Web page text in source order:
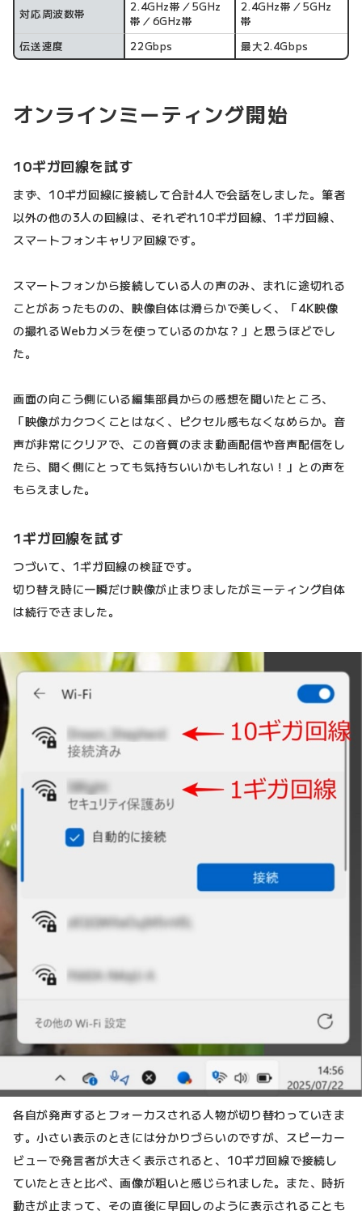
対応周波数帯
2.4GHz帯／5GHz
帯／6GHz帯
2.4GHz帯／5GHz
帯
伝送速度
22Gbps 最大2.4Gbps
オンラインミーティング開始
10ギガ回線を試す
まず、10ギガ回線に接続して合計4人で会話をしました。筆者
以外の他の3人の回線は、それぞれ10ギガ回線、1ギガ回線、
スマートフォンキャリア回線です。
スマートフォンから接続している人の声のみ、まれに途切れる
ことがあったものの、映像自体は滑らかで美しく、「4K映像
の撮れるWebカメラを使っているのかな？」と思うほどでし
た。
画面の向こう側にいる編集部員からの感想を聞いたところ、
「映像がカクつくことはなく、ピクセル感もなくなめらか。音
声が非常にクリアで、この音質のまま動画配信や音声配信をし
たら、聞く側にとっても気持ちいいかもしれない！」との声を
もらえました。
1ギガ回線を試す
つづいて、1ギガ回線の検証です。
切り替え時に一瞬だけ映像が止まりましたがミーティング自体
は続行できました。
各自が発声するとフォーカスされる人物が切り替わっていきま
す。小さい表示のときには分かりづらいのですが、スピーカー
ビューで発言者が大きく表示されると、10ギガ回線で接続し
ていたときと比べ、画像が粗いと感じられました。また、時折
動きが止まって、その直後に早回しのように表示されることも